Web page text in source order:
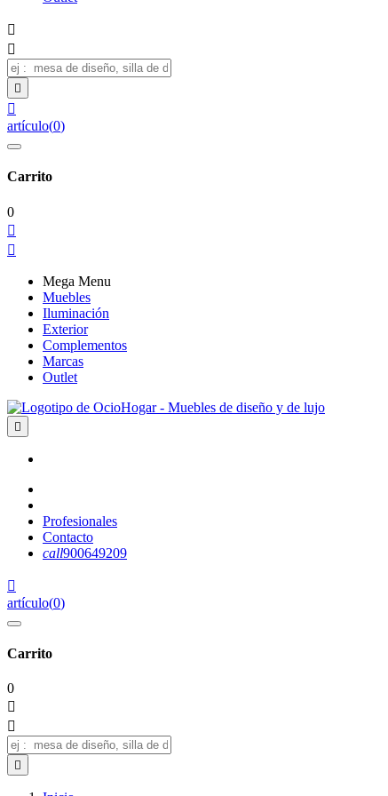




artículo(0)
Carrito
0


Mega Menu
Muebles
Iluminación
Exterior
Complementos
Marcas
Outlet

Profesionales
Contacto
call900649209

artículo(0)
Carrito
0


